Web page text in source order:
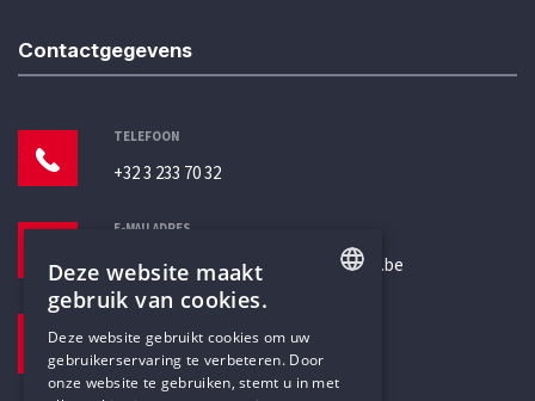
Contactgegevens
TELEFOON
+32 3 233 70 32
E-MAILADRES
secretariaat@humanistischverbond.be
Pottenbrug 4
Antwerpen, 2000
DUTCH
Deze website maakt
gebruik van cookies.
Deze website gebruikt cookies om uw
gebruikerservaring te verbeteren. Door
onze website te gebruiken, stemt u in met